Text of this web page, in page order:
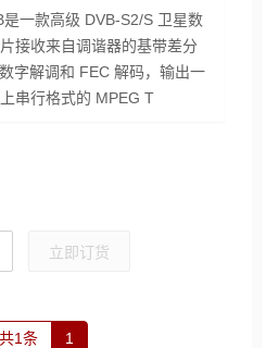
一款高级 DVB-S2/S 卫星数
接收来自调谐器的基带差分
字解调和 FEC 解码，输出一
串行格式的 MPEG T
立即订货
共1条 1